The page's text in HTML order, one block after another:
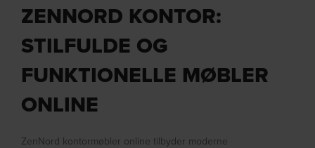
ZENNORD KONTOR:
STILFULDE OG
FUNKTIONELLE MØBLER
ONLINE
ZenNord kontormøbler online tilbyder moderne